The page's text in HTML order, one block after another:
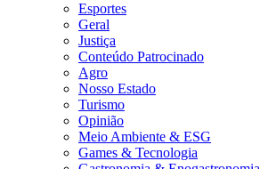
Esportes
Geral
Justiça
Conteúdo Patrocinado
Agro
Nosso Estado
Turismo
Opinião
Meio Ambiente & ESG
Games & Tecnologia